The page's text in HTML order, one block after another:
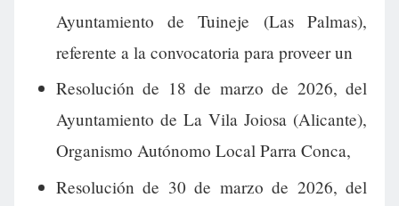
Ayuntamiento de Tuineje (Las Palmas),
referente a la convocatoria para proveer un
Resolución de 18 de marzo de 2026, del
Ayuntamiento de La Vila Joiosa (Alicante),
Organismo Autónomo Local Parra Conca,
Resolución de 30 de marzo de 2026, del